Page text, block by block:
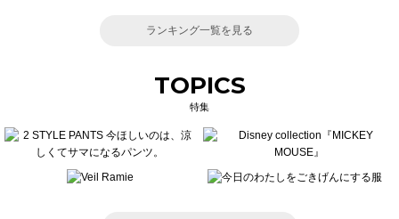
ランキング一覧を見る
TOPICS
特集